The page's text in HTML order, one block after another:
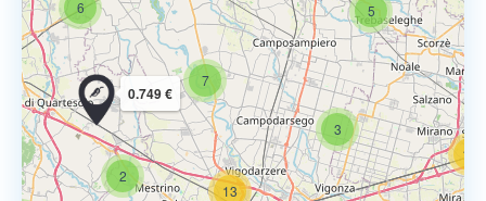
14
2
5
3
6
7
13
0.749 €